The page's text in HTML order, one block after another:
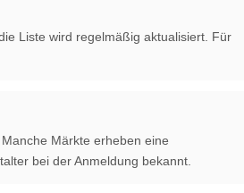
Liste wird regelmäßig aktualisiert. Für
Märkte erheben eine
bei der Anmeldung bekannt.